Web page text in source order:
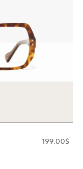
$199.00